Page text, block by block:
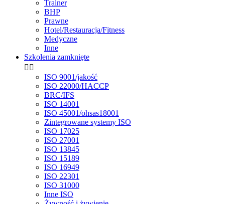
Trainer
BHP
Prawne
Hotel/Restauracja/Fitness
Medyczne
Inne
Szkolenia zamknięte
 
ISO 9001/jakość
ISO 22000/HACCP
BRC/IFS
ISO 14001
ISO 45001/ohsas18001
Zintegrowane systemy ISO
ISO 17025
ISO 27001
ISO 13845
ISO 15189
ISO 16949
ISO 22301
ISO 31000
Inne ISO